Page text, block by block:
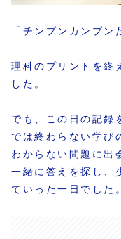
「チンプンカンプン
理科のプリントを終
した。
でも、この日の記録
では終わらない学び
わからない問題に出
一緒に答えを探し、
ていった一日でした。